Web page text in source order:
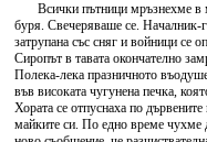
Всички пътници мръзнехме в
буря. Свечеряваше се. Началник-
затрупана със сняг и войници се
Сиропът в тавата окончателно
Полека-лека празничното
във високата чугунена печка,
Хората се отпуснаха по
майките си. По едно време чухме